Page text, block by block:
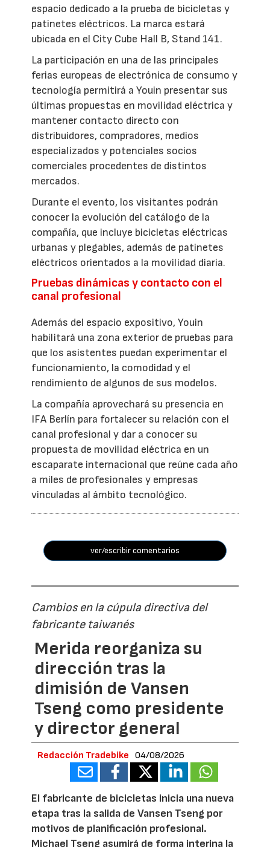
espacio dedicado a la prueba de bicicletas y
patinetes eléctricos. La marca estará
ubicada en el City Cube Hall B, Stand 141.
La participación en una de las principales
ferias europeas de electrónica de consumo y
tecnología permitirá a Youin presentar sus
últimas propuestas en movilidad eléctrica y
mantener contacto directo con
distribuidores, compradores, medios
especializados y potenciales socios
comerciales procedentes de distintos
mercados.
Durante el evento, los visitantes podrán
conocer la evolución del catálogo de la
compañía, que incluye bicicletas eléctricas
urbanas y plegables, además de patinetes
eléctricos orientados a la movilidad diaria.
Pruebas dinámicas y contacto con el
canal profesional
Además del espacio expositivo, Youin
habilitará una zona exterior de pruebas para
que los asistentes puedan experimentar el
funcionamiento, la comodidad y el
rendimiento de algunos de sus modelos.
La compañía aprovechará su presencia en
IFA Berlín para fortalecer su relación con el
canal profesional y dar a conocer su
propuesta de movilidad eléctrica en un
escaparate internacional que reúne cada año
a miles de profesionales y empresas
vinculadas al ámbito tecnológico.
ver/escribir comentarios
Cambios en la cúpula directiva del
fabricante taiwanés
Merida reorganiza su
dirección tras la
dimisión de Vansen
Tseng como presidente
y director general
Redacción Tradebike 04/08/2026
El fabricante de bicicletas inicia una nueva
etapa tras la salida de Vansen Tseng por
motivos de planificación profesional.
Michael Tseng asumirá de forma interina la